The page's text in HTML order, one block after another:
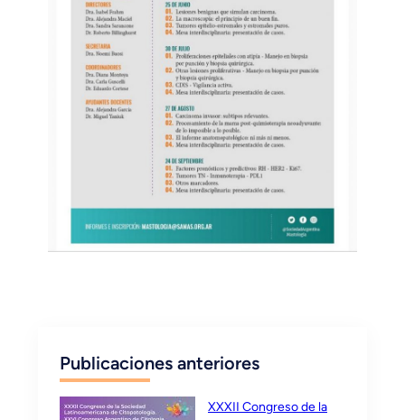
Publicaciones anteriores
XXXII Congreso de la